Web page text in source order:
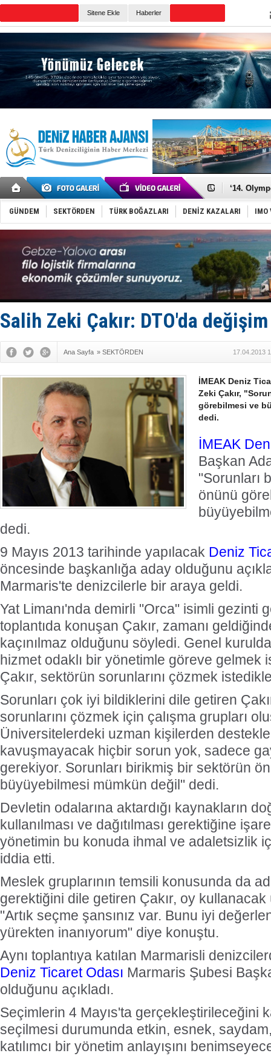
Sitene Ekle Haberler
Denizcilik
‘14.
Taksi
TÜRKLİM
SOCAR da
D-Marin,
Van’da
TAYK -
GÜNDEM SEKTÖRDEN TÜRK BOĞAZLARI DENİZ KAZALARI IMO
Salih Zeki Çakır: DTO'da
Ana Sayfa » SEKTÖRDEN 17.04.2013
İMEAK Deniz
Zeki Çakır,
görebilmesi ve
dedi.
İMEAK
Başkan
"Sorunları
önünü
dedi.
9 Mayıs 2013 tarihinde yapılacak Deniz
öncesinde başkanlığa aday olduğunu
Marmaris'te denizcilerle bir araya geldi.
Yat Limanı'nda demirli "Orca" isimli gezinti
toplantıda konuşan Çakır, zamanı
kaçınılmaz olduğunu söyledi. Genel
hizmet odaklı bir yönetimle göreve gelmek
Çakır, sektörün sorunlarını çözmek
Sorunları çok iyi bildiklerini dile getiren
sorunlarını çözmek için çalışma grupları
Üniversitelerdeki uzman kişilerden
kavuşmayacak hiçbir sorun yok, sadece
gerekiyor. Sorunları birikmiş bir sektörün
büyüyebilmesi mümkün değil" dedi.
Devletin odalarına aktardığı kaynakların
kullanılması ve dağıtılması gerektiğine
yönetimin bu konuda ihmal ve adaletsizlik
iddia etti.
Meslek gruplarının temsili konusunda da
gerektiğini dile getiren Çakır, oy
"Artık seçme şansınız var. Bunu iyi
yürekten inanıyorum" diye konuştu.
Aynı toplantıya katılan Marmarisli
Deniz Ticaret Odası Marmaris Şubesi
olduğunu açıkladı.
Seçimlerin 4 Mayıs'ta gerçekleştirileceğini
seçilmesi durumunda etkin, esnek,
katılımcı bir yönetim anlayışını